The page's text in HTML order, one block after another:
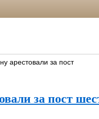
арестовали за пост
за пост